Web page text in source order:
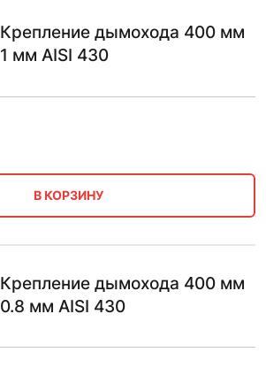
Крепление дымохода 400 мм
1 мм AISI 430
В КОРЗИНУ
Крепление дымохода 400 мм
0.8 мм AISI 430